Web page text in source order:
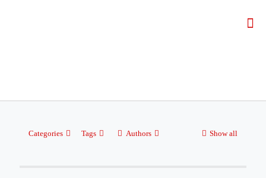
Categories Tags Authors Show all